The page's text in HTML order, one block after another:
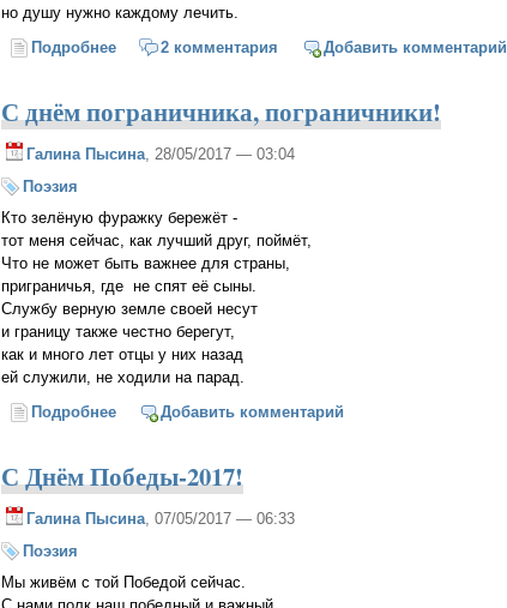
но душу нужно каждому лечить.
Подробнеео Вы знаете2 комментария Добавить комментарий
С днём пограничника, пограничники!
Галина Пысина , 28/05/2017 — 03:04
Поэзия
Кто зелёную фуражку бережёт -
тот меня сейчас, как лучший друг, поймёт,
Что не может быть важнее для страны,
приграничья, где не спят её сыны.
Службу верную земле своей несут
и границу также честно берегут,
как и много лет отцы у них назад
ей служили, не ходили на парад.
Подробнеео С днём пограничника, пограничники!
Добавить комментарий
С Днём Победы-2017!
Галина Пысина , 07/05/2017 — 06:33
Поэзия
Мы живём с той Победой сейчас.